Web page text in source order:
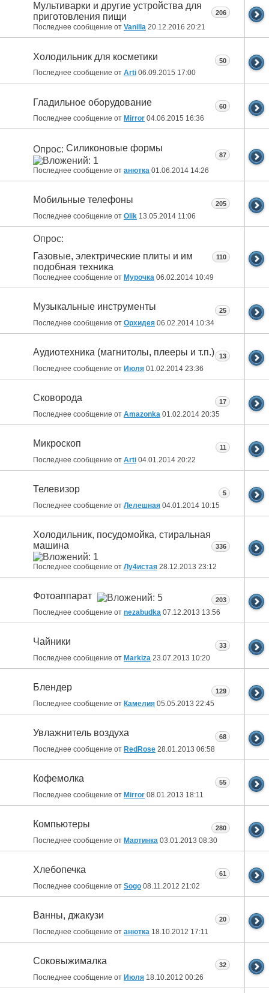
Мультиварки и другие устройства для
приготовления пищи
Последнее сообщение от Vanilla 20.12.2016 20:21
206
Холодильник для косметики
Последнее сообщение от Arti 06.09.2015 17:00
50
Гладильное оборудование
Последнее сообщение от Mirror 04.06.2015 16:36
60
Опрос: Силиконовые формы
Последнее сообщение от анютка 01.06.2014 14:26
87
Мобильные телефоны
Последнее сообщение от Olik 13.05.2014 11:06
205
Опрос:
Газовые, электрические плиты и им
подобная техника
Последнее сообщение от Мурочка 06.02.2014 10:49
110
Музыкальные инструменты
Последнее сообщение от Орхидея 06.02.2014 10:34
25
Аудиотехника (магнитолы, плееры и т.п.)
Последнее сообщение от Июля 01.02.2014 23:36
13
Сковорода
Последнее сообщение от Amazonka 01.02.2014 20:35
17
Микроскоп
Последнее сообщение от Arti 04.01.2014 20:22
11
Телевизор
Последнее сообщение от Лелешная 04.01.2014 10:15
5
Холодильник, посудомойка, стиральная
машина
Последнее сообщение от Лу4истая 28.12.2013 23:12
336
Фотоаппарат
Последнее сообщение от nezabudka 07.12.2013 13:56
203
Чайники
Последнее сообщение от Markiza 23.07.2013 10:20
33
Блендер
Последнее сообщение от Камелия 05.05.2013 22:45
129
Увлажнитель воздуха
Последнее сообщение от RedRose 28.01.2013 06:58
68
Кофемолка
Последнее сообщение от Mirror 08.01.2013 18:11
55
Компьютеры
Последнее сообщение от Мартинка 03.01.2013 08:30
280
Хлебопечка
Последнее сообщение от Sogo 08.11.2012 21:02
61
Ванны, джакузи
Последнее сообщение от анютка 18.10.2012 17:11
20
Соковыжималка
Последнее сообщение от Июля 18.10.2012 00:26
32